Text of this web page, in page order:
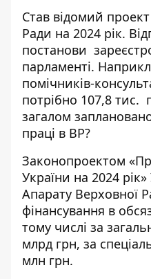
Став відомий
Ради на 2024 рік.
постанови
парламенті.
помічників-
потрібно 107,8 тис.
загалом
праці в ВР?
Законопроектом
України на 2024
Апарату Верховної
фінансування в
тому числі за
млрд грн, за
млн грн.